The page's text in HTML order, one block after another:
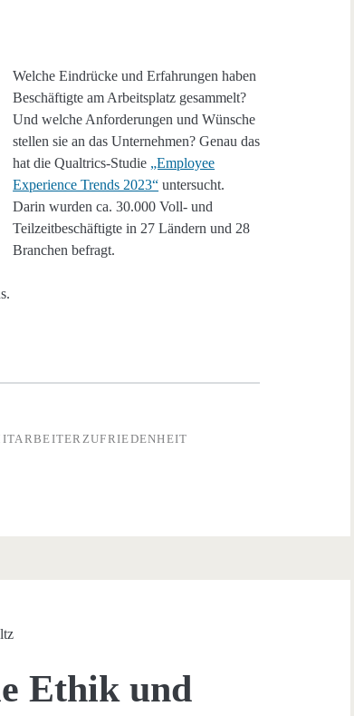
Welche Eindrücke und Erfahrungen haben
Beschäftigte am Arbeitsplatz gesammelt?
Und welche Anforderungen und Wünsche
stellen sie an das Unternehmen? Genau das
hat die Qualtrics-Studie „Employee
Experience Trends 2023“ untersucht.
Darin wurden ca. 30.000 Voll- und
Teilzeitbeschäftigte in 27 Ländern und 28
Branchen befragt.
Ethik und